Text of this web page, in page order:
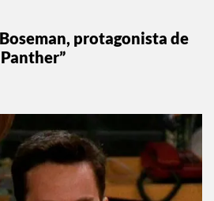
protagonista de